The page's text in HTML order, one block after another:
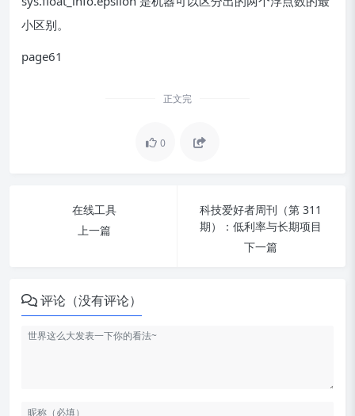
小区别。
page61
正文完
0
在线工具
上一篇
科技爱好者周刊（第 311
期）：低利率与长期项目
下一篇
评论（没有评论）